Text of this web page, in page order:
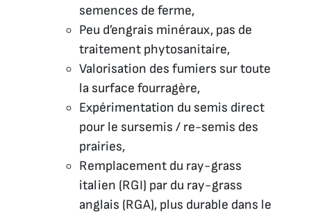
semences de ferme,
Peu d’engrais minéraux, pas de
traitement phytosanitaire,
Valorisation des fumiers sur toute
la surface fourragère,
Expérimentation du semis direct
pour le sursemis / re-semis des
prairies,
Remplacement du ray-grass
italien (RGI) par du ray-grass
anglais (RGA), plus durable dans le